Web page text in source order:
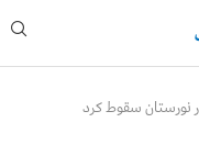
نورستان سقوط کرد